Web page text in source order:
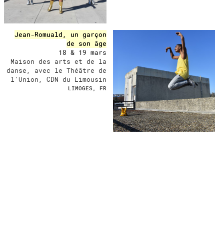
Jean-Romuald, un garçon
de son âge
18 & 19 mars
Maison des arts et de la
danse, avec le Théâtre de
l'Union, CDN du Limousin
LIMOGES, FR